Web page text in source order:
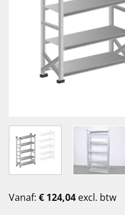
Vanaf: € 124,04 excl. btw